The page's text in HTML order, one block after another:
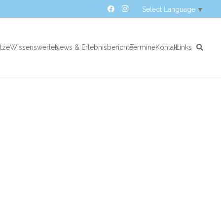
Select Language ▼
WissenswertesNews & ErlebnisberichteTermineKontaktLinks